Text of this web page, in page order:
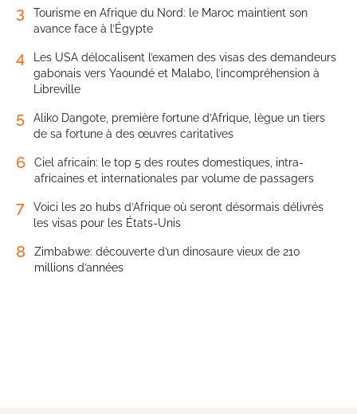
3
Tourisme en Afrique du Nord: le Maroc maintient son
avance face à l’Égypte
4
Les USA délocalisent l’examen des visas des demandeurs
gabonais vers Yaoundé et Malabo, l’incompréhension à
Libreville
5
Aliko Dangote, première fortune d’Afrique, lègue un tiers
de sa fortune à des œuvres caritatives
6
Ciel africain: le top 5 des routes domestiques, intra-
africaines et internationales par volume de passagers
7
Voici les 20 hubs d’Afrique où seront désormais délivrés
les visas pour les États-Unis
8
Zimbabwe: découverte d’un dinosaure vieux de 210
millions d’années